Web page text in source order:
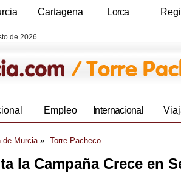
Cartagena Lorca
de 2026
Empleo Internacional
de Murcia Torre Pacheco
la Campaña Crece en